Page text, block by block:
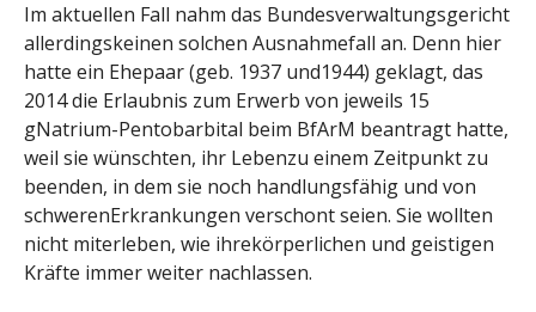
Im aktuellen Fall nahm das Bundesverwaltungsgericht
allerdingskeinen solchen Ausnahmefall an. Denn hier
hatte ein Ehepaar (geb. 1937 und1944) geklagt, das
2014 die Erlaubnis zum Erwerb von jeweils 15
gNatrium-Pentobarbital beim BfArM beantragt hatte,
weil sie wünschten, ihr Lebenzu einem Zeitpunkt zu
beenden, in dem sie noch handlungsfähig und von
schwerenErkrankungen verschont seien. Sie wollten
nicht miterleben, wie ihrekörperlichen und geistigen
Kräfte immer weiter nachlassen.